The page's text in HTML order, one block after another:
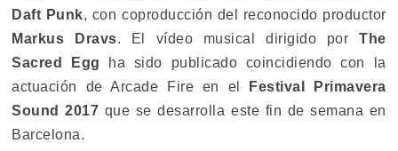
Daft Punk, con coproducción del reconocido productor
Markus Dravs. El vídeo musical dirigido porThe
Sacred Egg ha sido publicado coincidiendo con la
actuación de Arcade Fire en el
Festival Primavera
Sound 2017 que se desarrolla este fin de semana en
Barcelona.